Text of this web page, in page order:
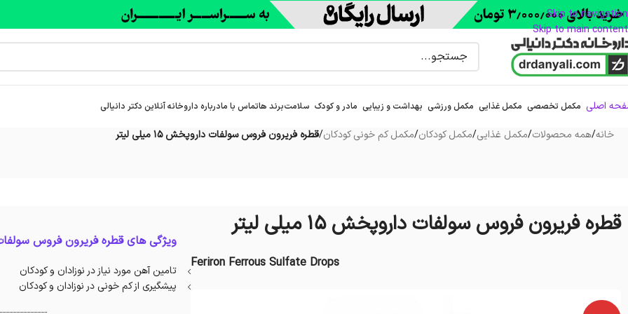
Skip to navigation
Skip to main content
اصلی مکمل تخصصی مکمل غذایی مکمل ورزشی بهداشت و زیبایی مادر و کودک سلامتبرند هاتماس با مادرباره‌ داروخانه آنلاین دکتر دانیالی
خانه/همه محصولات/مکمل غذایی/مکمل کودکان/مکمل کم خونی کودکان/قطره فریرون فروس سولفات داروپخش 15 میلی لیتر
قطره فریرون فروس سولفات داروپخش 15 میلی لیتر
Feriron Ferrous Sulfate Drops
ویژگی های قطره فریرون فروس
تامین آهن مورد نیاز در نوزادان و کودکان
پیشگیری از کم خونی در نوزادان و کودکان